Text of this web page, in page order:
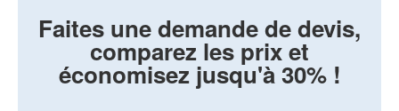
Faites une demande de devis,
comparez les prix et
économisez jusqu'à 30% !